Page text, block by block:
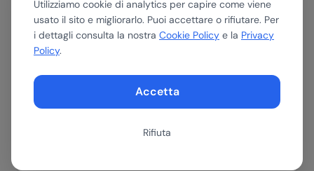
Utilizziamo cookie di analytics per capire come viene
usato il sito e migliorarlo. Puoi accettare o rifiutare. Per
i dettagli consulta la nostra Cookie Policy e la Privacy
Policy.
Accetta
Rifiuta
Turismo, agroalimentare, energie rinnovabili e
manifattura sono i settori con maggiore potenziale AI
in Sardegna. DeepElse supporta PMI di Cagliari,
L'AI è utile per le strutture turistiche della